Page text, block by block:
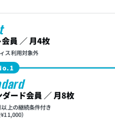
員 ／ 月4枚
ス利用対象外
ダード会員 ／ 月8枚
上の継続条件付き
）